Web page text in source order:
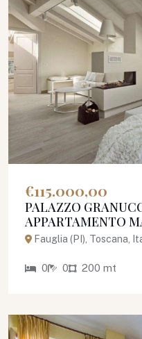
€115.000,00
PALAZZO
APPARTAMENTO
Fauglia (PI), Toscana,
0 0 200 mt